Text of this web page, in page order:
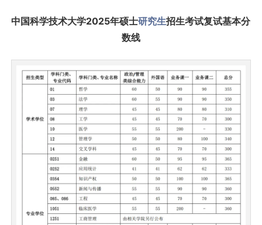
中国科学技术大学2025年硕士研究生招生考试复试基本分
数线